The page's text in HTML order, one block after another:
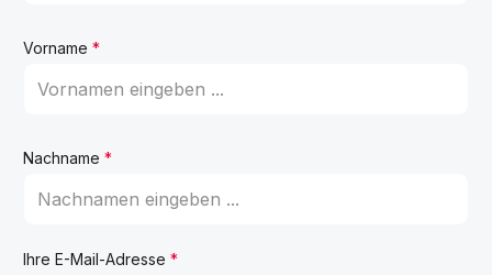
Vorname *
Nachname *
Ihre E-Mail-Adresse *